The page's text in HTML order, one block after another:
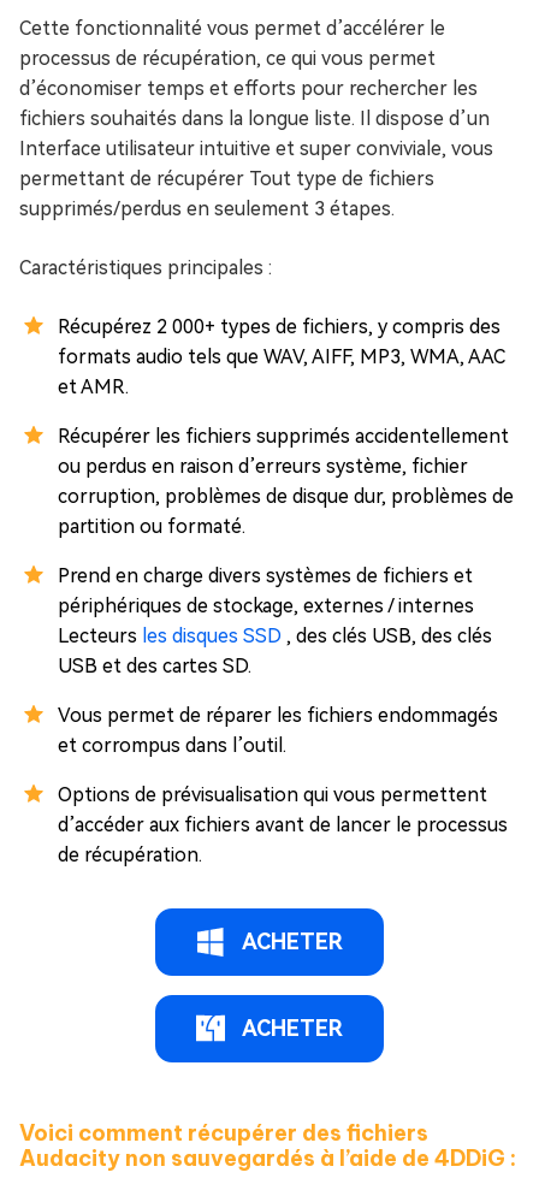
Cette fonctionnalité vous permet d’accélérer le
processus de récupération, ce qui vous permet
d’économiser temps et efforts pour rechercher les
fichiers souhaités dans la longue liste. Il dispose d’un
Interface utilisateur intuitive et super conviviale, vous
permettant de récupérer Tout type de fichiers
supprimés/perdus en seulement 3 étapes.
Caractéristiques principales :
Récupérez 2 000+ types de fichiers, y compris des
formats audio tels que WAV, AIFF, MP3, WMA, AAC
et AMR.
Récupérer les fichiers supprimés accidentellement
ou perdus en raison d’erreurs système, fichier
corruption, problèmes de disque dur, problèmes de
partition ou formaté.
Prend en charge divers systèmes de fichiers et
périphériques de stockage, externes / internes
Lecteurs les disques SSD , des clés USB, des clés
USB et des cartes SD.
Vous permet de réparer les fichiers endommagés
et corrompus dans l’outil.
Options de prévisualisation qui vous permettent
d’accéder aux fichiers avant de lancer le processus
de récupération.
ACHETER
ACHETER
Voici comment récupérer des fichiers
Audacity non sauvegardés à l’aide de 4DDiG :